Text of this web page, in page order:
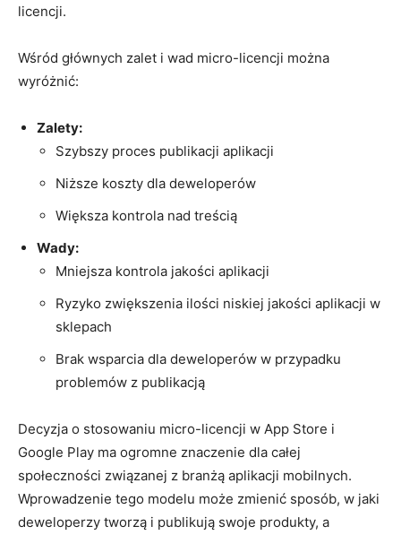
licencji.
Wśród głównych zalet i wad micro-licencji można
wyróżnić:
Zalety:
Szybszy proces publikacji aplikacji
Niższe koszty dla deweloperów
Większa kontrola nad treścią
Wady:
Mniejsza‍ kontrola jakości aplikacji
Ryzyko zwiększenia ilości niskiej ⁤jakości aplikacji w
sklepach
Brak wsparcia dla deweloperów w przypadku
problemów z publikacją
Decyzja o stosowaniu micro-licencji w App Store i
Google ​Play ma⁢ ogromne znaczenie dla całej
społeczności związanej z branżą aplikacji mobilnych.
Wprowadzenie tego modelu może zmienić sposób, w jaki
deweloperzy tworzą ​i publikują swoje produkty, a